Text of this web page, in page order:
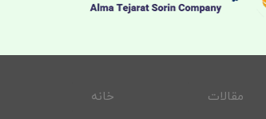
مقالات خانه